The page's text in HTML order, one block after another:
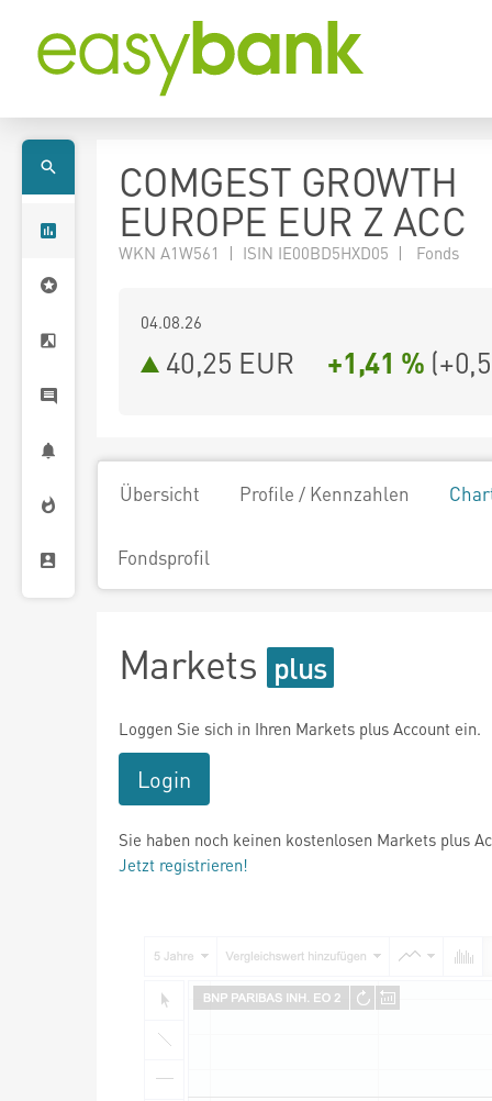
COMGEST GROWTH
EUROPE EUR Z ACC
WKN A1W561 | ISIN IE00BD5HXD05 | Fonds
04.08.26
40,25 EUR +1,41 % (
Übersicht Profile / Kennzahlen
Fondsprofil
Markets
Loggen Sie sich in Ihren Markets plus Account ein.
Login
Sie haben noch keinen kostenlosen Markets plus
Jetzt registrieren!